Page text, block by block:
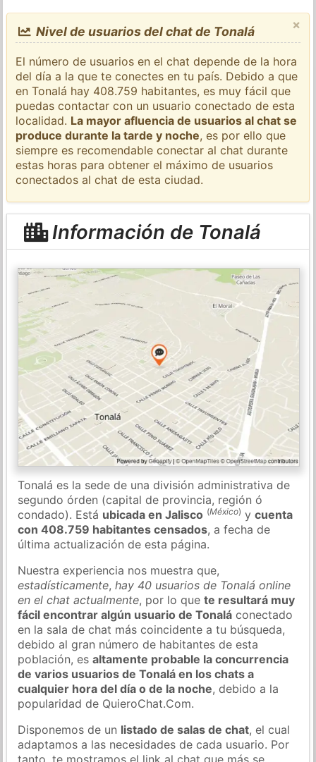
×
Nivel de usuarios del chat de Tonalá
El número de usuarios en el chat depende de la hora
del día a la que te conectes en tu país. Debido a que
en Tonalá hay 408.759 habitantes, es muy fácil que
puedas contactar con un usuario conectado de esta
localidad. La mayor afluencia de usuarios al chat se
produce durante la tarde y noche, es por ello que
siempre es recomendable conectar al chat durante
estas horas para obtener el máximo de usuarios
conectados al chat de esta ciudad.
Información de Tonalá
Tonalá es la sede de una división administrativa de
segundo órden (capital de provincia, región ó
condado). Está ubicada en Jalisco (México) ycuenta
con 408.759 habitantes censados, a fecha de
última actualización de esta página.
Nuestra experiencia nos muestra que,
estadísticamente,hay 40 usuarios de Tonalá online
en el chat actualmente, por lo quete resultará muy
fácil encontrar algún usuario de Tonalá conectado
en la sala de chat más coincidente a tu búsqueda,
debido al gran número de habitantes de esta
población, esaltamente probable la concurrencia
de varios usuarios de Tonalá en los chats a
cualquier hora del día o de la noche, debido a la
popularidad de QuieroChat.Com.
Disponemos de un listado de salas de chat, el cual
adaptamos a las necesidades de cada usuario. Por
tanto, te mostramos el link al chat que más se